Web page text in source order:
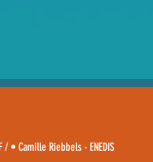
• Camille Riebbels - ENEDIS